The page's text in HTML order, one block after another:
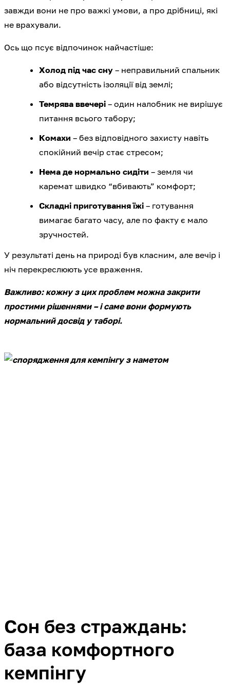
завжди вони не про важкі умови, а про дрібниці, які
не врахували.
Ось що псує відпочинок найчастіше:
Холод під час сну – неправильний спальник
або відсутність ізоляції від землі;
Темрява ввечері – один налобник не вирішує
питання всього табору;
Комахи – без відповідного захисту навіть
спокійний вечір стає стресом;
Нема де нормально сидіти – земля чи
каремат швидко “вбивають” комфорт;
Складні приготування їжі – готування
вимагає багато часу, але по факту є мало
зручностей.
У результаті день на природі був класним, але вечір і
ніч перекреслюють усе враження.
Важливо: кожну з цих проблем можна закрити
простими рішеннями – і саме вони формують
нормальний досвід у таборі.
Сон без страждань:
база комфортного
кемпінгу